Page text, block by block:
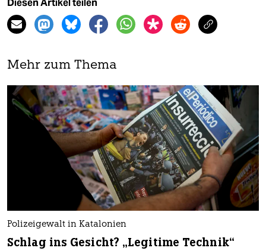
Diesen Artikel teilen
Mehr zum Thema
Polizeigewalt in Katalonien
Schlag ins Gesicht? „Legitime Technik“